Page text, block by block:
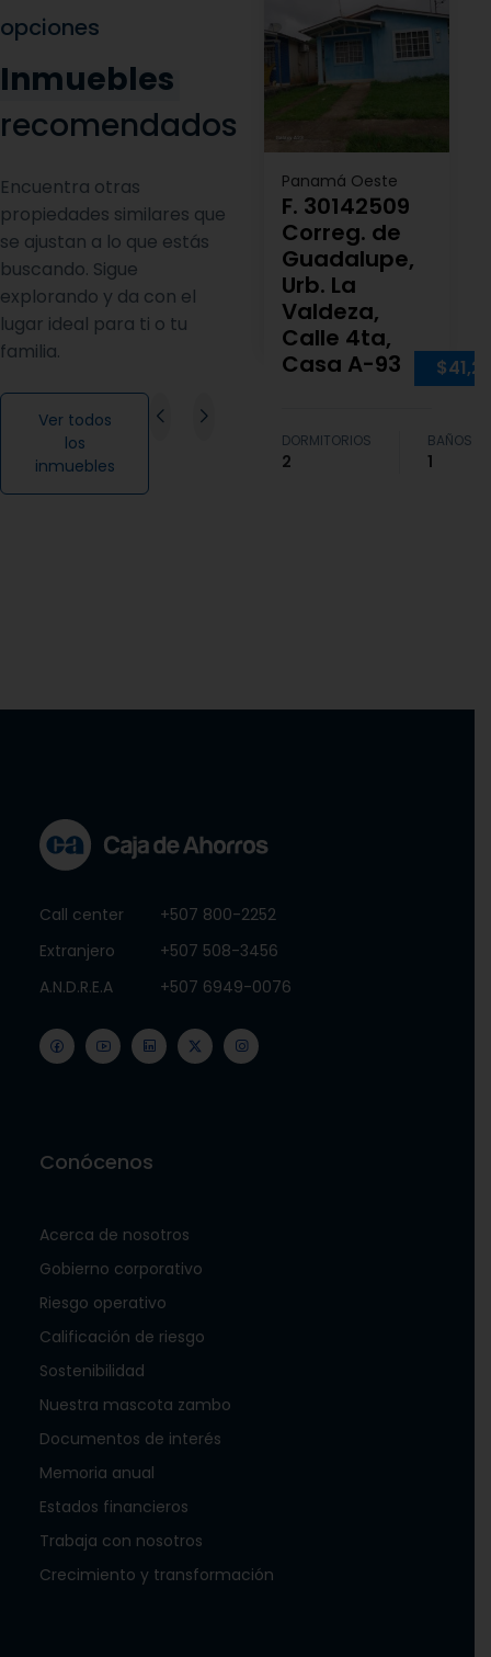
opciones
Inmuebles
recomendados
Encuentra otras
propiedades similares que
se ajustan a lo que estás
buscando. Sigue
explorando y da con el
lugar ideal para ti o tu
familia.
Ver todos
los
inmuebles
Panamá Oeste
F. 30142509
Correg. de
Guadalupe,
Urb. La
Valdeza,
Calle 4ta,
Casa A-93
DORMITORIOS
2
BAÑOS
1
Call center
+507 800-2252
Extranjero
+507 508-3456
A.N.D.R.E.A
+507 6949-0076
Conócenos
Acerca de nosotros
Gobierno corporativo
Riesgo operativo
Calificación de riesgo
Sostenibilidad
Nuestra mascota zambo
Documentos de interés
Memoria anual
Estados financieros
Trabaja con nosotros
Crecimiento y transformación